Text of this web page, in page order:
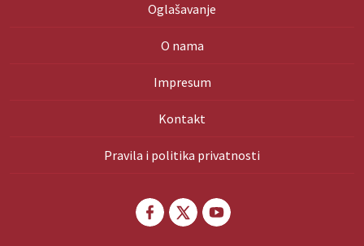
Oglašavanje
O nama
Impresum
Kontakt
Pravila i politika privatnosti